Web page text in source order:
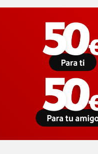
de vodafone